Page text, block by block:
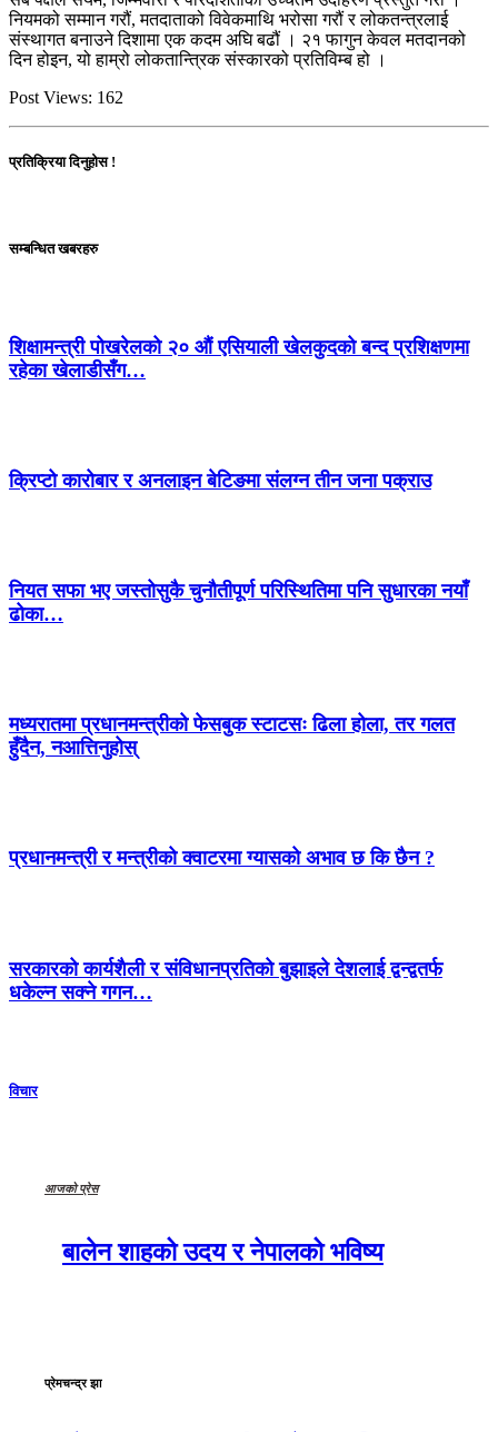
नियमको सम्मान गरौं, मतदाताको विवेकमाथि भरोसा गरौं र लोकतन्त्रलाई
संस्थागत बनाउने दिशामा एक कदम अघि बढौं । २१ फागुन केवल मतदानको
दिन होइन, यो हाम्रो लोकतान्त्रिक संस्कारको प्रतिविम्ब हो ।
Post Views: 162
प्रतिक्रिया दिनुहोस !
सम्बन्धित खबरहरु
शिक्षामन्त्री पोखरेलको २० औं एसियाली खेलकुदको बन्द प्रशिक्षणमा
रहेका खेलाडीसँग…
क्रिप्टो कारोबार र अनलाइन बेटिङमा संलग्न तीन जना पक्राउ
नियत सफा भए जस्तोसुकै चुनौतीपूर्ण परिस्थितिमा पनि सुधारका नयाँ
ढोका…
मध्यरातमा प्रधानमन्त्रीको फेसबुक स्टाटसः ढिला होला, तर गलत
हुँदैन, नआत्तिनुहोस्
प्रधानमन्त्री र मन्त्रीको क्वाटरमा ग्यासको अभाव छ कि छैन ?
सरकारको कार्यशैली र संविधानप्रतिको बुझाइले देशलाई द्वन्द्वतर्फ
धकेल्न सक्ने गगन…
विचार
आजको प्रेस
बालेन शाहको उदय र नेपालको भविष्य
प्रेमचन्द्र झा